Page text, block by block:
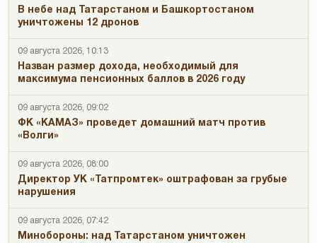
В небе над Татарстаном и Башкортостаном
уничтожены 12 дронов
09 августа 2026, 10:13
Назван размер дохода, необходимый для
максимума пенсионных баллов в 2026 году
09 августа 2026, 09:02
ФК «КАМАЗ» проведет домашний матч против
«Волги»
09 августа 2026, 08:00
Директор УК «Татпромтек» оштрафован за грубые
нарушения
09 августа 2026, 07:42
Минобороны: над Татарстаном уничтожен